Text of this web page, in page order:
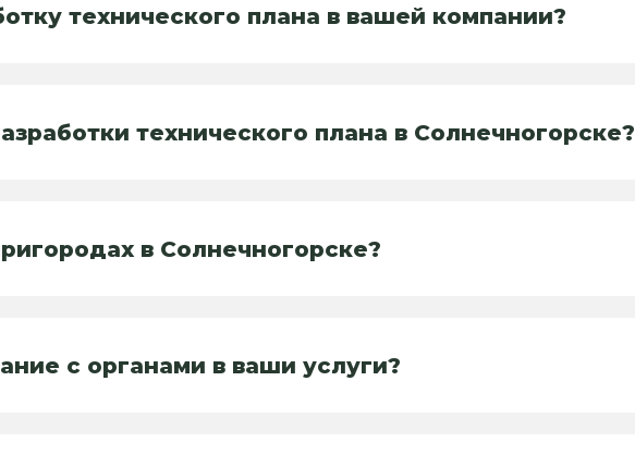
технического плана в вашей компании?
технического плана в Солнечногорске?
в Солнечногорске?
с органами в ваши услуги?